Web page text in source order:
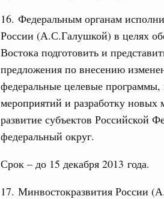
16. Федеральным органам
России (А.С.Галушкой) в целях
Востока подготовить и
предложения по внесению
федеральные целевые
мероприятий и разработку
развитие субъектов Российской
федеральный округ.
Срок – до 15 декабря 2013 года.
17. Минвостокразвития России